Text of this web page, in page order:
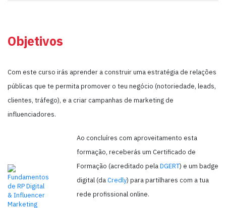
Objetivos
Com este curso irás aprender a construir uma estratégia de relações
públicas que te permita promover o teu negócio (notoriedade, leads,
clientes, tráfego), e a criar campanhas de marketing de
influenciadores.
Ao concluíres com aproveitamento esta
formação, receberás um Certificado de
Formação (acreditado pela DGERT) e um badge
digital (da Credly) para partilhares com a tua
rede profissional online.